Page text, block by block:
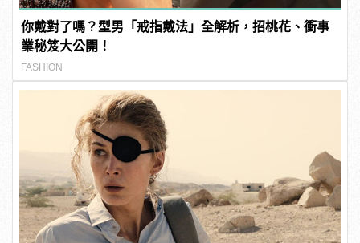
你戴對了嗎？型男「戒指戴法」全解析，招桃花、衝事
業秘笈大公開！
FASHION